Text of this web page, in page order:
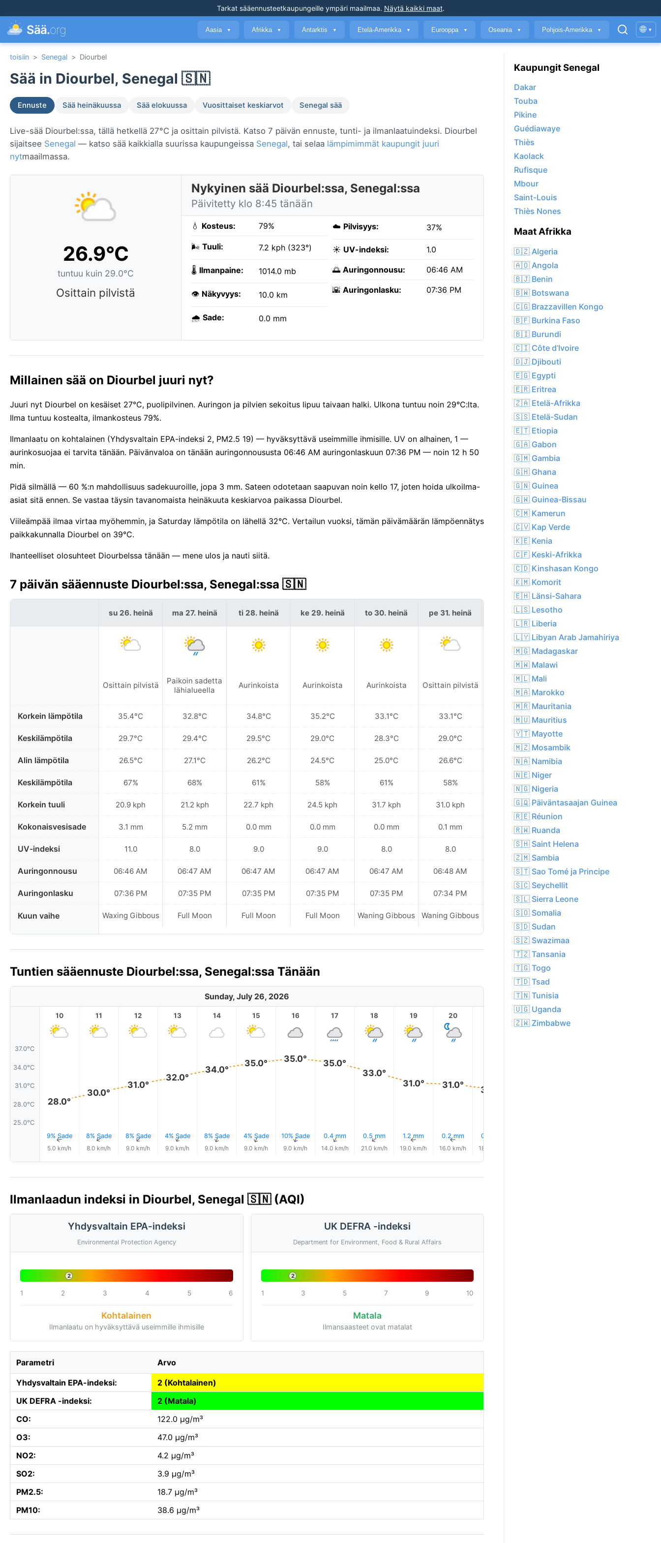
Tarkat sääennusteetkaupungeille ympäri maailmaa. Näytä kaikki maat.
Sää.org Aasia ▼ Afrikka ▼ Antarktis ▼ Etelä-Amerikka ▼ Eurooppa ▼ Oseania ▼ Pohjois-Amerikka ▼ 🌐 ▾
toisiin > Senegal > Diourbel
Sää in Diourbel, Senegal 🇸🇳
Ennuste Sää heinäkuussa Sää elokuussa Vuosittaiset keskiarvot Senegal sää
Live-sää Diourbel:ssa, tällä hetkellä 27°C ja osittain pilvistä. Katso 7 päivän ennuste, tunti- ja ilmanlaatuindeksi. Diourbel
sijaitsee Senegal — katso sää kaikkialla suurissa kaupungeissa Senegal, tai selaa lämpimimmät kaupungit juuri
nytmaailmassa.
26.9°C
tuntuu kuin 29.0°C
Osittain pilvistä
Nykyinen sää Diourbel:ssa, Senegal:ssa
Päivitetty klo 8:45 tänään
💧 Kosteus: 79%
🌬️ Tuuli: 7.2 kph (323°)
🌡️ Ilmanpaine: 1014.0 mb
👁️ Näkyvyys: 10.0 km
🌧️ Sade: 0.0 mm
☁️ Pilvisyys: 37%
☀️ UV-indeksi: 1.0
🌅 Auringonnousu: 06:46 AM
🌇 Auringonlasku: 07:36 PM
Millainen sää on Diourbel juuri nyt?
Juuri nyt Diourbel on kesäiset 27°C, puolipilvinen. Auringon ja pilvien sekoitus lipuu taivaan halki. Ulkona tuntuu noin 29°C:lta.
Ilma tuntuu kostealta, ilmankosteus 79%.
Ilmanlaatu on kohtalainen (Yhdysvaltain EPA-indeksi 2, PM2.5 19) — hyväksyttävä useimmille ihmisille. UV on alhainen, 1 —
aurinkosuojaa ei tarvita tänään. Päivänvaloa on tänään auringonnoususta 06:46 AM auringonlaskuun 07:36 PM — noin 12 h 50
min.
Pidä silmällä — 60 %:n mahdollisuus sadekuuroille, jopa 3 mm. Sateen odotetaan saapuvan noin kello 17, joten hoida ulkoilma-
asiat sitä ennen. Se vastaa täysin tavanomaista heinäkuuta keskiarvoa paikassa Diourbel.
Viileämpää ilmaa virtaa myöhemmin, ja Saturday lämpötila on lähellä 32°C. Vertailun vuoksi, tämän päivämäärän lämpöennätys
paikkakunnalla Diourbel on 39°C.
Ihanteelliset olosuhteet Diourbelssa tänään — mene ulos ja nauti siitä.
7 päivän sääennuste Diourbel:ssa, Senegal:ssa 🇸🇳
Korkein lämpötila
Keskilämpötila
Alin lämpötila
Keskilämpötila
Korkein tuuli
Kokonaisvesisade
UV-indeksi
Auringonnousu
Auringonlasku
Kuun vaihe
su 26. heinä
Osittain pilvistä
35.4°C
29.7°C
26.5°C
67%
20.9 kph
3.1 mm
11.0
06:46 AM
07:36 PM
Waxing Gibbous
ma 27. heinä
Paikoin sadetta
lähialueella
32.8°C
29.4°C
27.1°C
68%
21.2 kph
5.2 mm
8.0
06:47 AM
07:35 PM
Full Moon
ti 28. heinä
Aurinkoista
34.8°C
29.5°C
26.2°C
61%
22.7 kph
0.0 mm
9.0
06:47 AM
07:35 PM
Full Moon
ke 29. heinä
Aurinkoista
35.2°C
29.0°C
24.5°C
58%
24.5 kph
0.0 mm
9.0
06:47 AM
07:35 PM
Full Moon
to 30. heinä
Aurinkoista
33.1°C
28.3°C
25.0°C
61%
31.7 kph
0.0 mm
8.0
06:47 AM
07:35 PM
Waning Gibbous
pe 31. heinä
Osittain pilvistä
33.1°C
29.0°C
26.6°C
58%
31.0 kph
0.1 mm
8.0
06:48 AM
07:34 PM
Waning Gibbous
la 1. elo
Paikoin sadetta
lähialueella
31.9°C
28.8°C
26.1°C
22.0 kph
2.3 mm
8.0
06:48 AM
07:34 PM
Waning Gibbous
Tuntien sääennuste Diourbel:ssa, Senegal:ssa Tänään
Sunday, July 26, 2026
37.0°C
34.0°C
31.0°C
28.0°C
25.0°C
10
28.0°
9% Sade
↑
5.0 km/h
11
30.0°
8% Sade
↑
8.0 km/h
12
31.0°
8% Sade
↑
9.0 km/h
13
32.0°
4% Sade
↑
9.0 km/h
14
34.0°
8% Sade
↑
9.0 km/h
15
35.0°
4% Sade
↑
9.0 km/h
16
35.0°
10% Sade
↑
9.0 km/h
17
35.0°
0.4 mm
↑
14.0 km/h
18
33.0°
0.5 mm
↑
21.0 km/h
19
31.0°
1.2 mm
↑
19.0 km/h
20
31.0°
0.2 mm
↑
16.0 km/h
30.0°
0.0 mm
18.0 km/h
22
Ilmanlaadun indeksi in Diourbel, Senegal 🇸🇳 (AQI)
Yhdysvaltain EPA-indeksi
Environmental Protection Agency
2
1 2 3 4 5 6
Kohtalainen
Ilmanlaatu on hyväksyttävä useimmille ihmisille
UK DEFRA -indeksi
Department for Environment, Food & Rural Affairs
2
1 3 5 7 9 10
Matala
Ilmansaasteet ovat matalat
Parametri Arvo
Yhdysvaltain EPA-indeksi:
2 (Kohtalainen)
UK DEFRA -indeksi:
2 (Matala)
CO:
122.0 µg/m³
O3:
47.0 µg/m³
NO2:
4.2 µg/m³
SO2:
3.9 µg/m³
PM2.5:
18.7 µg/m³
PM10:
38.6 µg/m³
Kaupungit Senegal
Dakar
Touba
Pikine
Guédiawaye
Thiès
Kaolack
Rufisque
Mbour
Saint-Louis
Thiès Nones
Maat Afrikka
🇩🇿 Algeria
🇦🇴 Angola
🇧🇯 Benin
🇧🇼 Botswana
🇨🇬 Brazzavillen Kongo
🇧🇫 Burkina Faso
🇧🇮 Burundi
🇨🇮 Côte d’Ivoire
🇩🇯 Djibouti
🇪🇬 Egypti
🇪🇷 Eritrea
🇿🇦 Etelä-Afrikka
🇸🇸 Etelä-Sudan
🇪🇹 Etiopia
🇬🇦 Gabon
🇬🇲 Gambia
🇬🇭 Ghana
🇬🇳 Guinea
🇬🇼 Guinea-Bissau
🇨🇲 Kamerun
🇨🇻 Kap Verde
🇰🇪 Kenia
🇨🇫 Keski-Afrikka
🇨🇩 Kinshasan Kongo
🇰🇲 Komorit
🇪🇭 Länsi-Sahara
🇱🇸 Lesotho
🇱🇷 Liberia
🇱🇾 Libyan Arab Jamahiriya
🇲🇬 Madagaskar
🇲🇼 Malawi
🇲🇱 Mali
🇲🇦 Marokko
🇲🇷 Mauritania
🇲🇺 Mauritius
🇾🇹 Mayotte
🇲🇿 Mosambik
🇳🇦 Namibia
🇳🇪 Niger
🇳🇬 Nigeria
🇬🇶 Päiväntasaajan Guinea
🇷🇪 Réunion
🇷🇼 Ruanda
🇸🇭 Saint Helena
🇿🇲 Sambia
🇸🇹 Sao Tomé ja Principe
🇸🇨 Seychellit
🇸🇱 Sierra Leone
🇸🇴 Somalia
🇸🇩 Sudan
🇸🇿 Swazimaa
🇹🇿 Tansania
🇹🇬 Togo
🇹🇩 Tsad
🇹🇳 Tunisia
🇺🇬 Uganda
🇿🇼 Zimbabwe